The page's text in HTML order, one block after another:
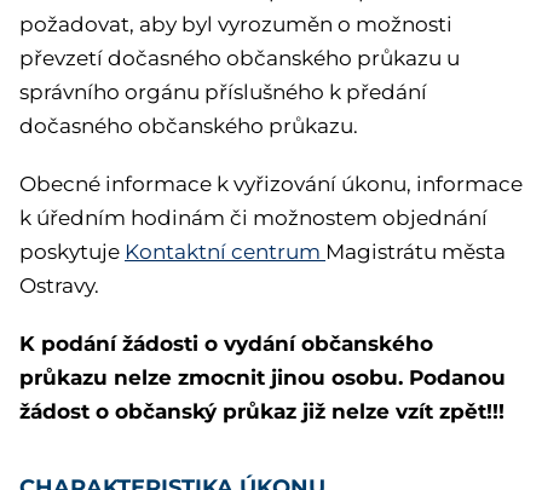
požadovat, aby byl vyrozuměn o možnosti
převzetí dočasného občanského průkazu u
správního orgánu příslušného k předání
dočasného občanského průkazu.
Obecné informace k vyřizování úkonu, informace
k úředním hodinám či možnostem objednání
poskytuje Kontaktní centrum Magistrátu města
Ostravy.
K podání žádosti o vydání občanského
průkazu nelze zmocnit jinou osobu. Podanou
žádost o občanský průkaz již nelze vzít zpět!!!